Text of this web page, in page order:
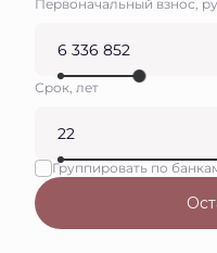
Срок, лет
Группировать по